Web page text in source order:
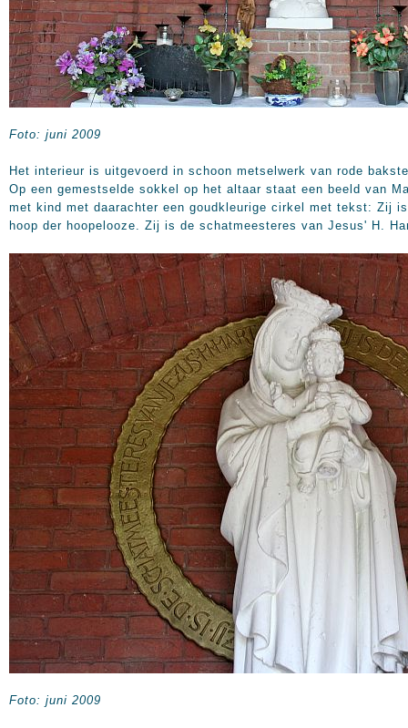
Foto: juni 2009
Het interieur is uitgevoerd in schoon metselwerk van rode
Op een gemestselde sokkel op het altaar staat een beeld van
met kind met daarachter een goudkleurige cirkel met tekst: Zij
hoop der hoopelooze. Zij is de schatmeesteres van Jesus' H.
Foto: juni 2009